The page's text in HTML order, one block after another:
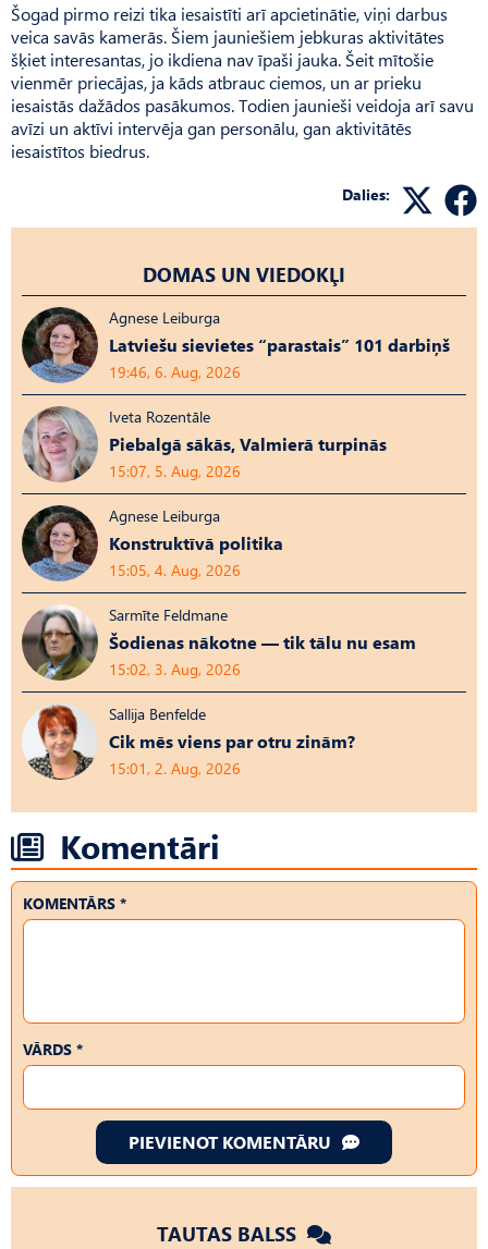
Šogad pirmo reizi tika iesaistīti arī apcietinātie, viņi darbus
veica savās kamerās. Šiem jauniešiem jebkuras aktivitātes
šķiet interesantas, jo ikdiena nav īpaši jauka. Šeit mītošie
vienmēr priecājas, ja kāds atbrauc ciemos, un ar prieku
iesaistās dažādos pasākumos. Todien jaunieši veidoja arī savu
avīzi un aktīvi intervēja gan personālu, gan aktivitātēs
iesaistītos biedrus.
Dalies:
DOMAS UN VIEDOKĻI
Agnese Leiburga
Latviešu sievietes “parastais” 101 darbiņš
19:46, 6. Aug, 2026
Iveta Rozentāle
Piebalgā sākās, Valmierā turpinās
15:07, 5. Aug, 2026
Agnese Leiburga
Konstruktīvā politika
15:05, 4. Aug, 2026
Sarmīte Feldmane
Šodienas nākotne — tik tālu nu esam
15:02, 3. Aug, 2026
Sallija Benfelde
Cik mēs viens par otru zinām?
15:01, 2. Aug, 2026
Komentāri
KOMENTĀRS *
VĀRDS *
PIEVIENOT KOMENTĀRU
TAUTAS BALSS